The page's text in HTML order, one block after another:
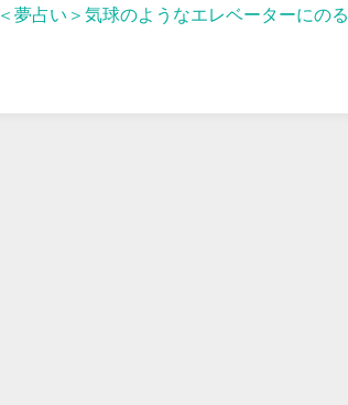
＜夢占い＞気球のようなエレベーターにのる